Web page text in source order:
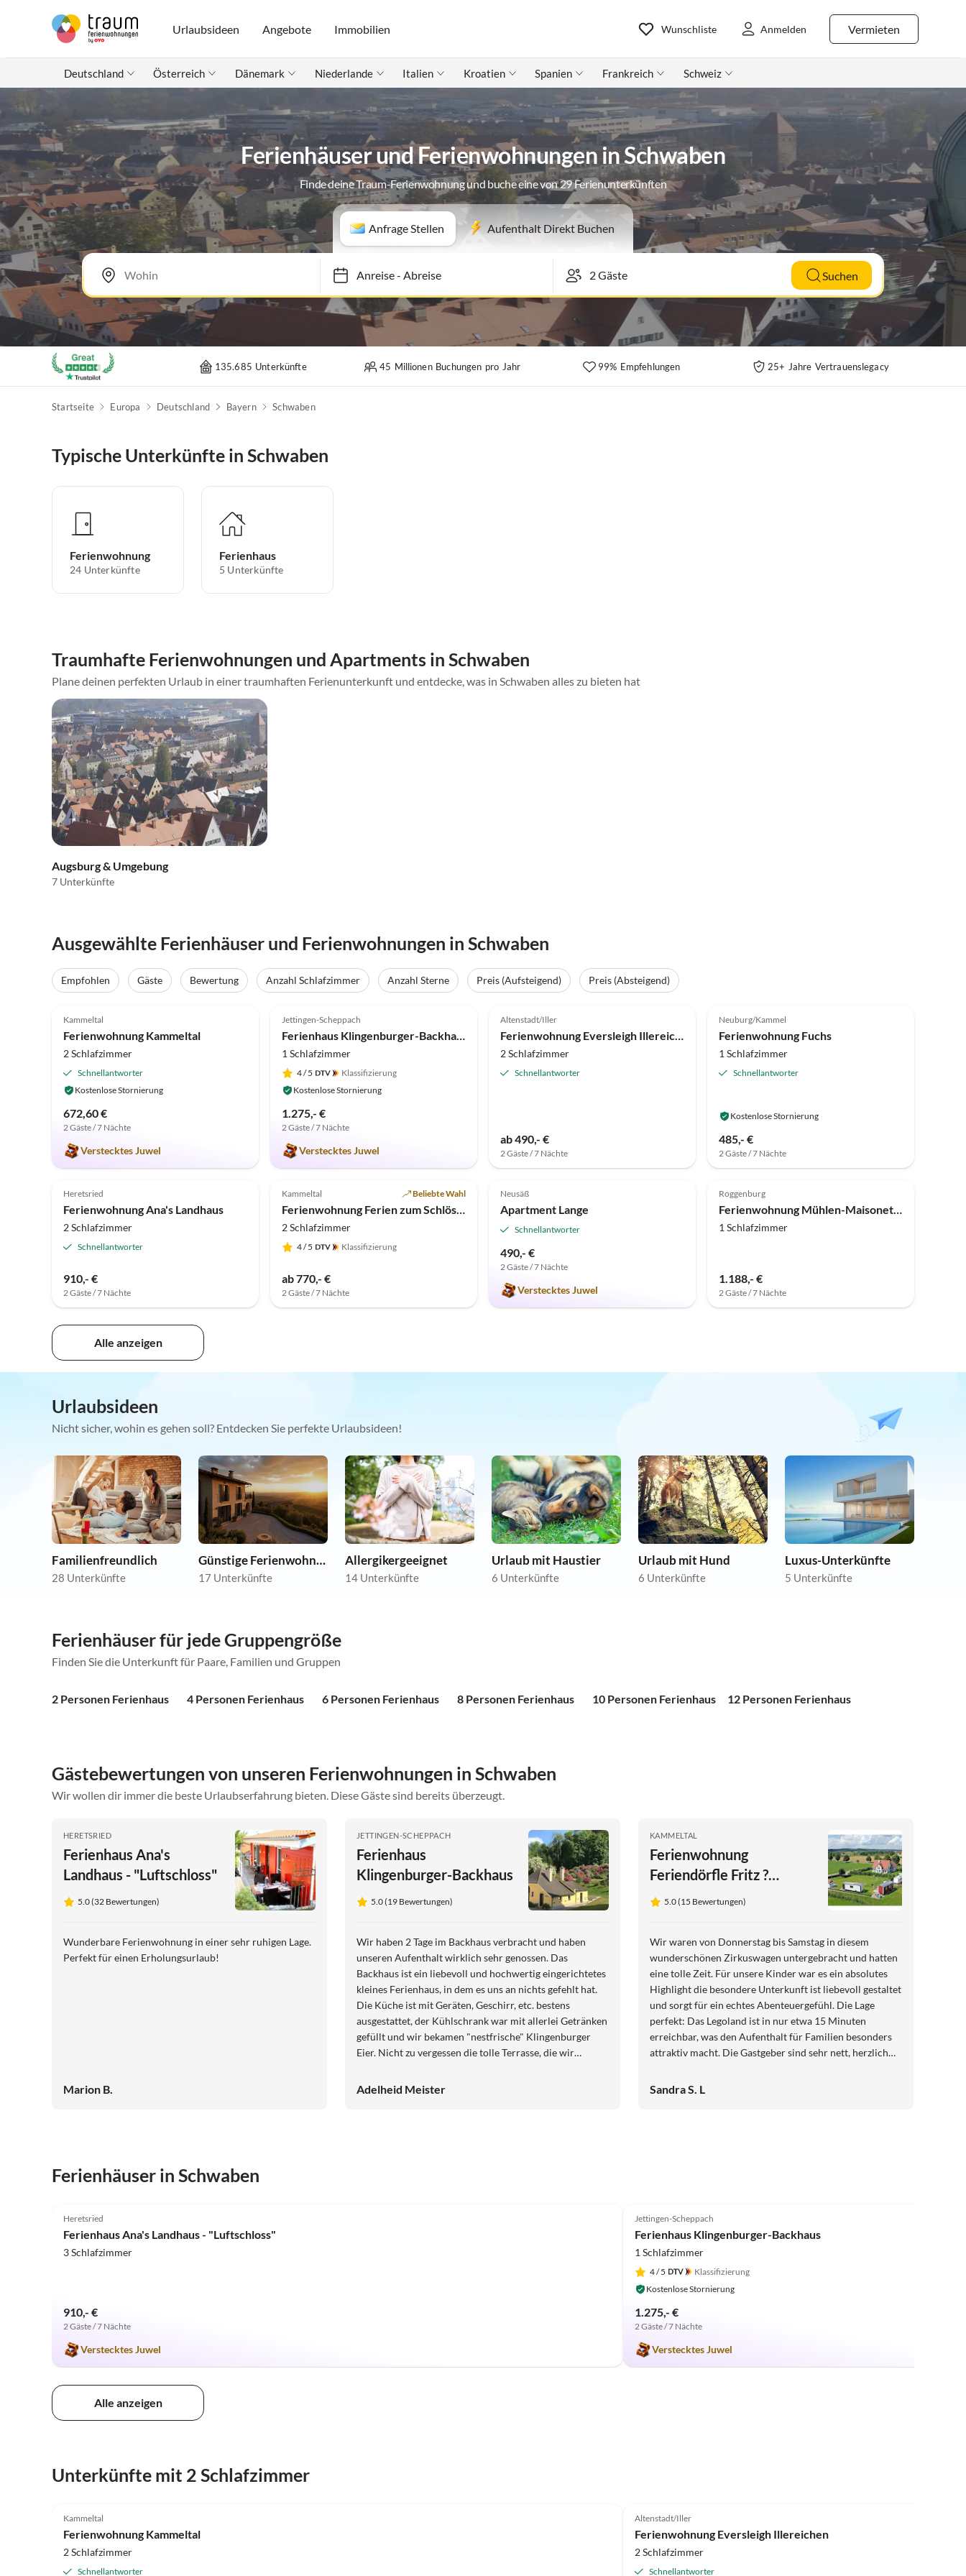
Urlaubsideen Angebote Immobilien Vermieten
Wunschliste Anmelden
Deutschland Österreich Dänemark Niederlande Italien Kroatien Spanien Frankreich Schweiz
Ferienhäuser und Ferienwohnungen in Schwaben
Finde deine Traum-Ferienwohnung und buche eine von 29 Ferienunterkünften
Anfrage Stellen Aufenthalt Direkt Buchen
Anreise-Abreise Suchen
135.685 Unterkünfte 45 Millionen Buchungen pro Jahr 99% Empfehlungen 25+ Jahre Vertrauenslegacy
Startseite Europa Deutschland Bayern Schwaben
Typische Unterkünfte in Schwaben
Ferienwohnung
24 Unterkünfte
Ferienhaus
5 Unterkünfte
Traumhafte Ferienwohnungen und Apartments in Schwaben
Plane deinen perfekten Urlaub in einer traumhaften Ferienunterkunft und entdecke, was in Schwaben alles zu bieten hat
Augsburg & Umgebung
7 Unterkünfte
Ausgewählte Ferienhäuser und Ferienwohnungen in Schwaben
Empfohlen Gäste Bewertung Anzahl Schlafzimmer Anzahl Sterne Preis (Aufsteigend)
Preis (Absteigend)
Kammeltal
Ferienwohnung Kammeltal
2 Schlafzimmer
Schnellantworter
Kostenlose Stornierung
672,60 €
2 Gäste / 7 Nächte
Verstecktes Juwel
Jettingen-Scheppach
Ferienhaus Klingenburger-Backhaus
1 Schlafzimmer
4/ 5
Klassifizierung
Kostenlose Stornierung
1.275,- €
2 Gäste / 7 Nächte
Verstecktes Juwel
Altenstadt/Iller
Ferienwohnung Eversleigh Illereichen
2 Schlafzimmer
Schnellantworter
ab 490,- €
2 Gäste / 7 Nächte
Neuburg/Kammel
Ferienwohnung Fuchs
1 Schlafzimmer
Schnellantworter
Kostenlose Stornierung
485,- €
2 Gäste / 7 Nächte
5.0 (11)
Heretsried
Ferienwohnung Ana's Landhaus
2 Schlafzimmer
Schnellantworter
910,- €
2 Gäste / 7 Nächte
Top-Inserat
4.8 (3)
Kammeltal Beliebte Wahl
Ferienwohnung Ferien zum Schlössle
2 Schlafzimmer
4/ 5 Klassifizierung
ab 770,- €
2 Gäste / 7 Nächte
Top-Inserat
5.0 (2)
Neusäß
Apartment Lange
Schnellantworter
490,- €
2 Gäste / 7 Nächte
Verstecktes Juwel
Roggenburg
Ferienwohnung Mühlen-Maisonette 3
1 Schlafzimmer
1.188,- €
2 Gäste / 7 Nächte
Alle anzeigen
Urlaubsideen
Nicht sicher, wohin es gehen soll? Entdecken Sie perfekte Urlaubsideen!
Familienfreundlich
28 Unterkünfte
Günstige Ferienwohnungen
17 Unterkünfte
Allergikergeeignet
14 Unterkünfte
Urlaub mit Haustier
6 Unterkünfte
Urlaub mit Hund
6 Unterkünfte
Luxus-Unterkünfte
5 Unterkünfte
Ferienhäuser für jede Gruppengröße
Finden Sie die Unterkunft für Paare, Familien und Gruppen
2 Personen Ferienhaus 4 Personen Ferienhaus 6 Personen Ferienhaus 8 Personen Ferienhaus 10 Personen Ferienhaus 12 Personen Ferienhaus
Gästebewertungen von unseren Ferienwohnungen in Schwaben
Wir wollen dir immer die beste Urlaubserfahrung bieten. Diese Gäste sind bereits überzeugt.
HERETSRIED
Ferienhaus Ana's
Landhaus - "Luftschloss"
5.0 (32 Bewertungen)
Wunderbare Ferienwohnung in einer sehr ruhigen Lage.
Perfekt für einen Erholungsurlaub!
Marion B.
JETTINGEN-SCHEPPACH
Ferienhaus
Klingenburger-Backhaus
5.0 (19 Bewertungen)
Wir haben 2 Tage im Backhaus verbracht und haben
unseren Aufenthalt wirklich sehr genossen. Das
Backhaus ist ein liebevoll und hochwertig eingerichtetes
kleines Ferienhaus, in dem es uns an nichts gefehlt hat.
Die Küche ist mit Geräten, Geschirr, etc. bestens
ausgestattet, der Kühlschrank war mit allerlei Getränken
gefüllt und wir bekamen "nestfrische" Klingenburger
Eier. Nicht zu vergessen die tolle Terrasse, die wir
unseren Golfrunden auf dem wunderschönen Platz die
Adelheid Meister
KAMMELTAL
Ferienwohnung
Feriendörfle Fritz ?
Zirkuswagen/Ferienwohnung
5.0 (15 Bewertungen)
Wir waren von Donnerstag bis Samstag in diesem
wunderschönen Zirkuswagen untergebracht und hatten
eine tolle Zeit. Für unsere Kinder war es ein absolutes
Highlight die besondere Unterkunft ist liebevoll gestaltet
und sorgt für ein echtes Abenteuergefühl. Die Lage
perfekt: Das Legoland ist in nur etwa 15 Minuten
erreichbar, was den Aufenthalt für Familien besonders
attraktiv macht. Die Gastgeber sind sehr nett, herzlich
mit Kindern uneingeschränkt empfehlen und kommen
Sandra S. L
Ferienhäuser in Schwaben
Heretsried
Ferienhaus Ana's Landhaus - "Luftschloss"
3 Schlafzimmer
910,- €
2 Gäste / 7 Nächte
Verstecktes Juwel
Jettingen-Scheppach
Ferienhaus Klingenburger-Backhaus
1 Schlafzimmer
4/ 5
Klassifizierung
Kostenlose Stornierung
1.275,- €
2 Gäste / 7 Nächte
Verstecktes Juwel
Alle anzeigen
Unterkünfte mit 2 Schlafzimmer
Kammeltal
Ferienwohnung Kammeltal
2 Schlafzimmer
Schnellantworter
Altenstadt/Iller
Ferienwohnung Eversleigh Illereichen
2 Schlafzimmer
Schnellantworter